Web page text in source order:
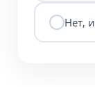
Нет,